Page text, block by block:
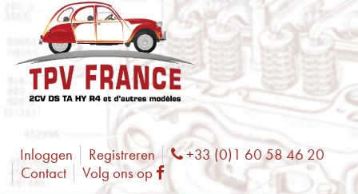
Inloggen Registreren Phone
+33 (0)1 60 58 46 20
Contact
Volg ons op Facebook